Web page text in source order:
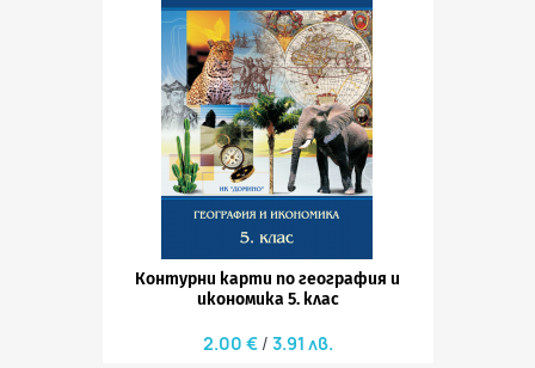
Контурни карти по география и
икономика 5. клас
2.00 € 3.91 лв.